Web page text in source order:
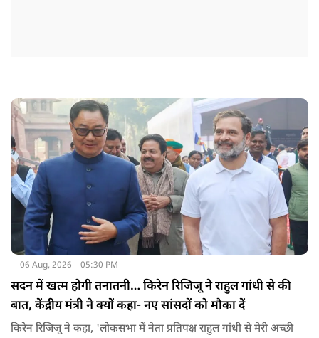
06 Aug, 2026 05:30 PM
सदन में खत्म होगी तनातनी… किरेन रिजिजू ने राहुल गांधी से की
बात, केंद्रीय मंत्री ने क्यों कहा- नए सांसदों को मौका दें
किरेन रिजिजू ने कहा, 'लोकसभा में नेता प्रतिपक्ष राहुल गांधी से मेरी अच्छी